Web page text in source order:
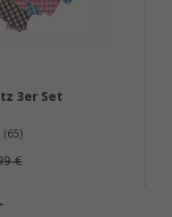
3er Set
(65)
€